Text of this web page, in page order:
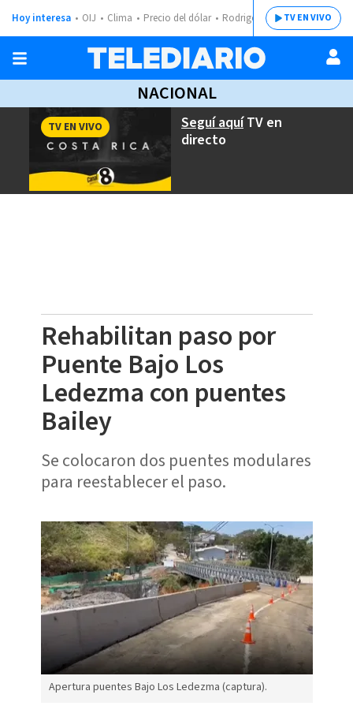
Hoy interesa OIJ Clima Precio del dólar Rodrigo ChavesTV EN VIVO
NACIONAL
Seguí aquíTV en
directo
TV EN VIVO
Rehabilitan paso por
Puente Bajo Los
Ledezma con puentes
Bailey
Se colocaron dos puentes modulares
para reestablecer el paso.
Apertura puentes Bajo Los Ledezma (captura).